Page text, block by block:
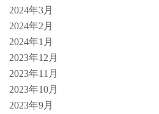
2024年3月
2024年2月
2024年1月
2023年12月
2023年11月
2023年10月
2023年9月